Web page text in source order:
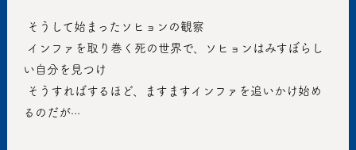
そうして始まったソヒョンの観察
い自分を見つけ
るのだが···